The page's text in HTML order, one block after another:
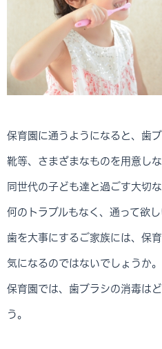
保育園に通うようになると、歯
靴等、さまざまなものを用意し
同世代の子ども達と過ごす大切な
何のトラブルもなく、通って欲し
歯を大事にするご家族には、保
気になるのではないでしょうか。
保育園では、歯ブラシの消毒は
う。